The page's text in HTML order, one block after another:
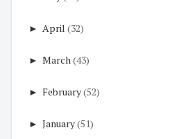
► April (32)
► March(43)
► February(52)
► January(51)